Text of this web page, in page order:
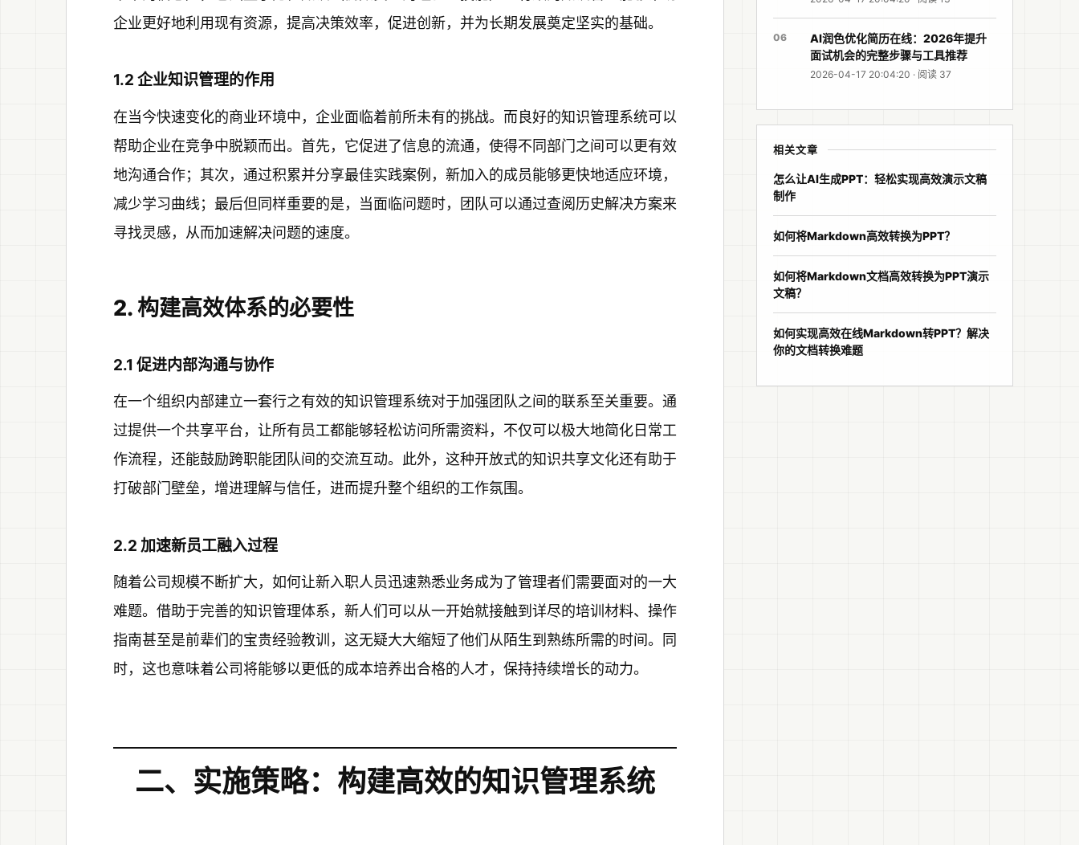
企业更好地利用现有资源，提高决策效率，促进创新，并为长期发展奠定坚实的基础。
1.2 企业知识管理的作用
在当今快速变化的商业环境中，企业面临着前所未有的挑战。而良好的知识管理系统可以
帮助企业在竞争中脱颖而出。首先，它促进了信息的流通，使得不同部门之间可以更有效
地沟通合作；其次，通过积累并分享最佳实践案例，新加入的成员能够更快地适应环境，
减少学习曲线；最后但同样重要的是，当面临问题时，团队可以通过查阅历史解决方案来
寻找灵感，从而加速解决问题的速度。
2. 构建高效体系的必要性
2.1 促进内部沟通与协作
在一个组织内部建立一套行之有效的知识管理系统对于加强团队之间的联系至关重要。通
过提供一个共享平台，让所有员工都能够轻松访问所需资料，不仅可以极大地简化日常工
作流程，还能鼓励跨职能团队间的交流互动。此外，这种开放式的知识共享文化还有助于
打破部门壁垒，增进理解与信任，进而提升整个组织的工作氛围。
2.2 加速新员工融入过程
随着公司规模不断扩大，如何让新入职人员迅速熟悉业务成为了管理者们需要面对的一大
难题。借助于完善的知识管理体系，新人们可以从一开始就接触到详尽的培训材料、操作
指南甚至是前辈们的宝贵经验教训，这无疑大大缩短了他们从陌生到熟练所需的时间。同
时，这也意味着公司将能够以更低的成本培养出合格的人才，保持持续增长的动力。
二、实施策略：构建高效的知识管理系统
06
AI润色优化简历在线：2026年提升
面试机会的完整步骤与工具推荐
2026-04-17 20:04:20 · 阅读 37
相关文章
怎么让AI生成PPT：轻松实现高效演示文稿
制作
如何将Markdown高效转换为PPT？
如何将Markdown文档高效转换为PPT演示
文稿？
如何实现高效在线Markdown转PPT？解决
你的文档转换难题